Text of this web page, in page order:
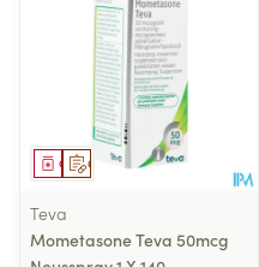
Op voorschrift
Geneesmiddel
Teva
Mometasone Teva 50mcg